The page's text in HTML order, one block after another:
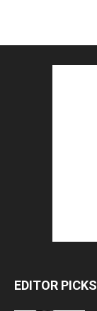
EDITOR PICKS